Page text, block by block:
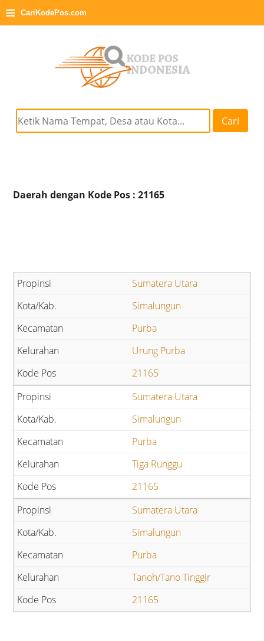
≡ CariKodePos.com
Cari
Daerah dengan Kode Pos : 21165
Sumatera Utara
Simalungun
Purba
Urung Purba
21165
Sumatera Utara
Simalungun
Purba
Tiga Runggu
21165
Sumatera Utara
Simalungun
Purba
Tanoh/Tano Tinggir
21165